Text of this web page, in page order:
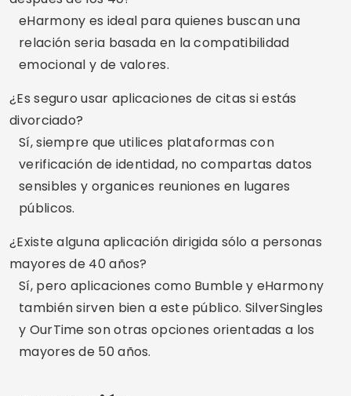
Conclusión
Encontrar a alguien después de los 30, 40 o 50
años no tiene por qué ser difícil; de hecho, todo
lo contrario. Las aplicaciones de citas han
evolucionado para atender exactamente a este
público: personas maduras, con experiencias de
vida, que valoran las conexiones reales. Prueba
las aplicaciones, explora las opciones y tómate
tu tiempo. El amor puede volver a suceder, a tu
¿Te gustaron los consejos?
compártelo con cualquiera que también esté
comenzando de nuevo!
Publicidad - SpotAds